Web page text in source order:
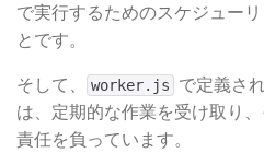
で実行するためのスケジュー
とです。
そして、
worker.js
で定義さ
は、定期的な作業を受け取り
責任を負っています。